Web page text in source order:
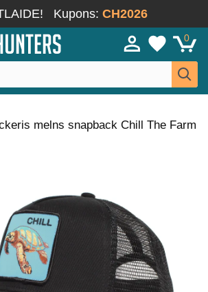
Kupons: CH2026
0
melns snapback Chill The Farm